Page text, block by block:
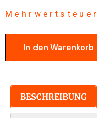
Mehrwertsteuer
In den Warenkorb
BESCHREIBUNG